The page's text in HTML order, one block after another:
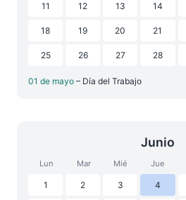
11 12 13 14
18 19 20 21
25 26 27 28
01 de mayo – Día del Trabajo
Junio
Lun Mar Mié Jue
1 2 3 4